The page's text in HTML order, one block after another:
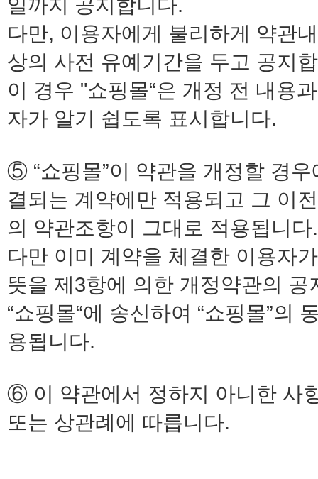
다만, 이용자에게 불리하게 약관
상의 사전 유예기간을 두고 공지
이 경우 "쇼핑몰“은 개정 전 내용
자가 알기 쉽도록 표시합니다.
⑤ “쇼핑몰”이 약관을 개정할 경
결되는 계약에만 적용되고 그 이
의 약관조항이 그대로 적용됩니다.
다만 이미 계약을 체결한 이용자
뜻을 제3항에 의한 개정약관의 공
“쇼핑몰“에 송신하여 “쇼핑몰”의
용됩니다.
⑥ 이 약관에서 정하지 아니한 사
또는 상관례에 따릅니다.